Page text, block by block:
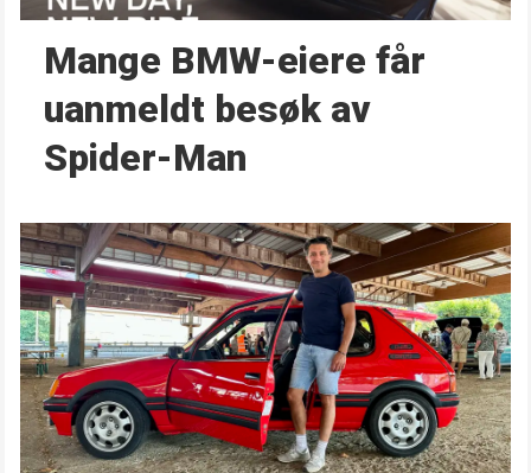
Mange BMW-eiere får
uanmeldt besøk av
Spider-Man